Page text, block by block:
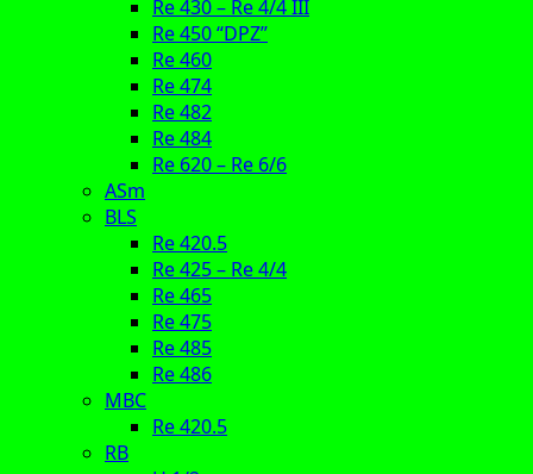
Re 430 – Re 4/4 III
Re 450 “DPZ”
Re 460
Re 474
Re 482
Re 484
Re 620 – Re 6/6
ASm
BLS
Re 420.5
Re 425 – Re 4/4
Re 465
Re 475
Re 485
Re 486
MBC
Re 420.5
RB